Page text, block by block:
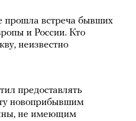
прошла встреча бывших
и России. Кто
неизвестно
предоставлять
новоприбывшим
не имеющим